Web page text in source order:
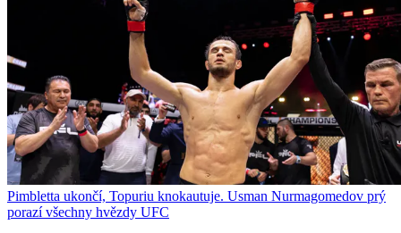
Pimbletta ukončí, Topuriu knokautuje. Usman Nurmagomedov prý
porazí všechny hvězdy UFC